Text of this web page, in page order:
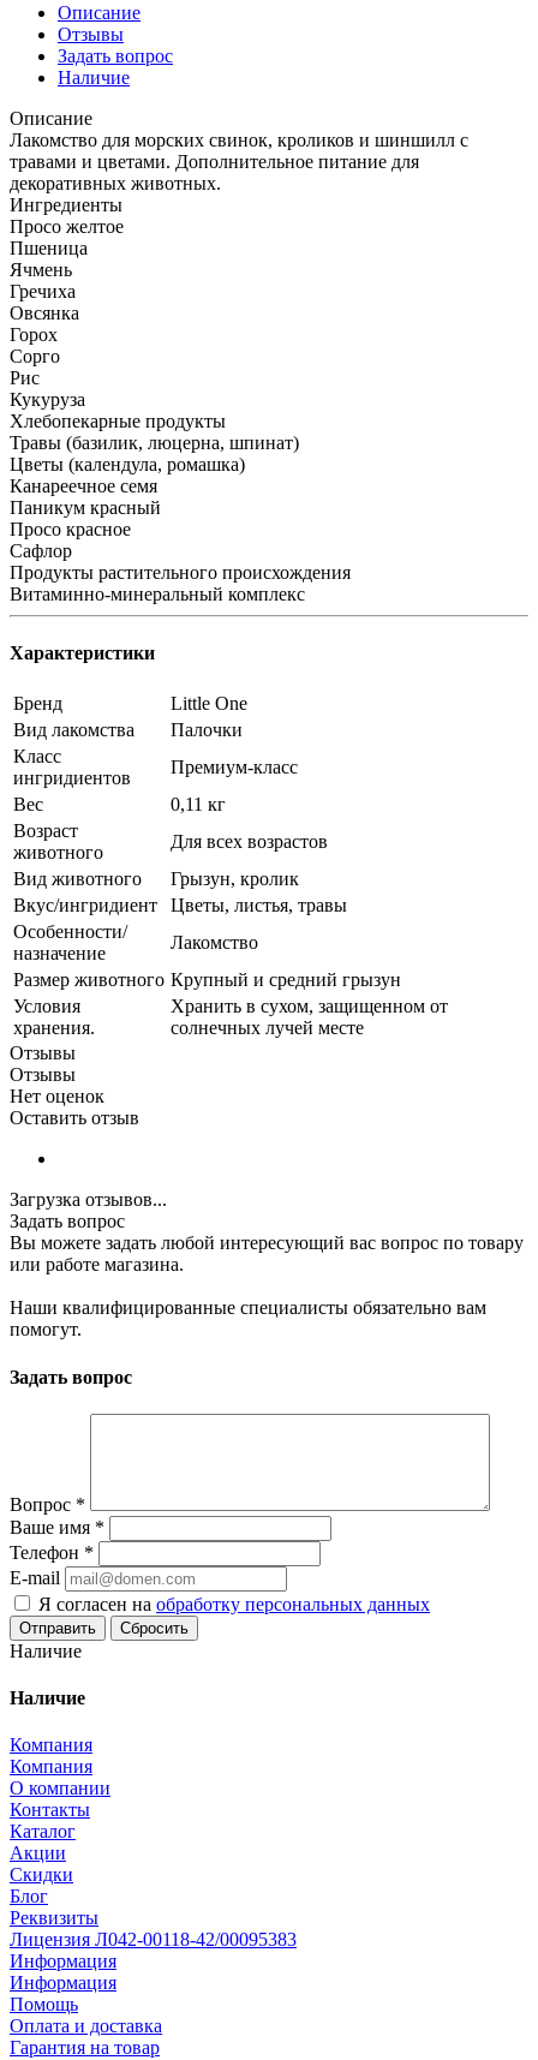
Описание
Отзывы
Задать вопрос
Наличие
Описание
Лакомство для морских свинок, кроликов и шиншилл с
травами и цветами. Дополнительное питание для
декоративных животных.
Ингредиенты
Просо желтое
Пшеница
Ячмень
Гречиха
Овсянка
Горох
Сорго
Рис
Кукуруза
Хлебопекарные продукты
Травы (базилик, люцерна, шпинат)
Цветы (календула, ромашка)
Канареечное семя
Паникум красный
Просо красное
Сафлор
Продукты растительного происхождения
Витаминно-минеральный комплекс
Характеристики
Бренд
Little One
Вид лакомства
Палочки
Класс
ингридиентов
Премиум-класс
Вес
0,11 кг
Возраст
животного
Для всех возрастов
Вид животного
Грызун, кролик
Вкус/ингридиент
Цветы, листья, травы
Особенности/
назначение
Лакомство
Размер животного Крупный и средний грызун
Условия
хранения.
Хранить в сухом, защищенном от
солнечных лучей месте
Отзывы
Отзывы
Нет оценок
Оставить отзыв
Загрузка отзывов...
Задать вопрос
Вы можете задать любой интересующий вас вопрос по товару
или работе магазина.
Наши квалифицированные специалисты обязательно вам
помогут.
Задать вопрос
Вопрос *
Ваше имя *
Телефон *
E-mail
Я согласен на обработку персональных данных
Сбросить
Наличие
Наличие
Компания
Компания
О компании
Контакты
Каталог
Акции
Скидки
Блог
Реквизиты
Лицензия Л042-00118-42/00095383
Информация
Информация
Помощь
Оплата и доставка
Гарантия на товар